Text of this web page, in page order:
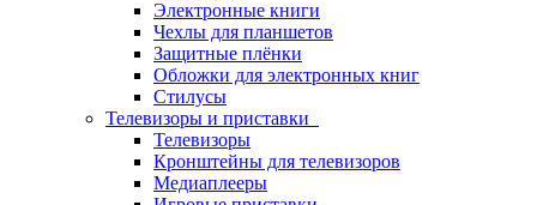
Электронные книги
Чехлы для планшетов
Защитные плёнки
Обложки для электронных книг
Стилусы
Телевизоры и приставки
Телевизоры
Кронштейны для телевизоров
Медиаплееры